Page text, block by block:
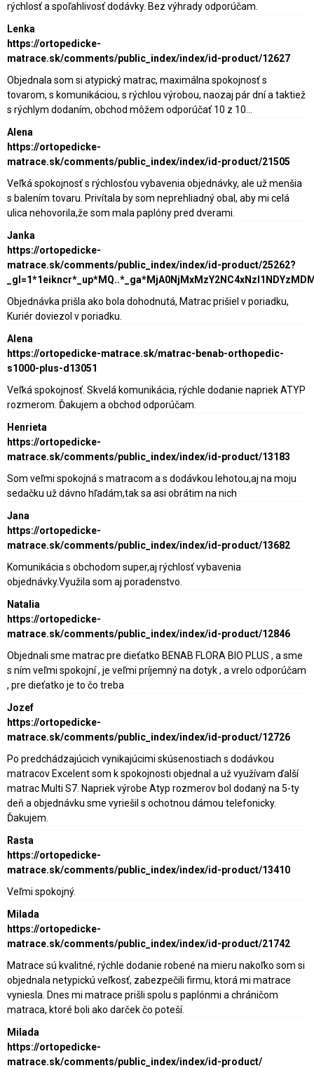
rýchlosť a spoľahlivosť dodávky. Bez výhrady odporúčam.
Lenka
https://ortopedicke-
matrace.sk/comments/public_index/index/id-product/12627
Objednala som si atypický matrac, maximálna spokojnosť s
tovarom, s komunikáciou, s rýchlou výrobou, naozaj pár dní a taktiež
s rýchlym dodaním, obchod môžem odporúčať 10 z 10...
Alena
https://ortopedicke-
matrace.sk/comments/public_index/index/id-product/21505
Veľká spokojnosť s rýchlosťou vybavenia objednávky, ale už menšia
s balením tovaru. Privítala by som neprehliadný obal, aby mi celá
ulica nehovorila,že som mala paplóny pred dverami.
Janka
https://ortopedicke-
matrace.sk/comments/public_index/index/id-product/25262?
Objednávka prišla ako bola dohodnutá, Matrac prišiel v poriadku,
Kuriér doviezol v poriadku.
Alena
https://ortopedicke-matrace.sk/matrac-benab-orthopedic-
s1000-plus-d13051
Veľká spokojnosť. Skvelá komunikácia, rýchle dodanie napriek ATYP
rozmerom. Ďakujem a obchod odporúčam.
Henrieta
https://ortopedicke-
matrace.sk/comments/public_index/index/id-product/13183
Som veľmi spokojná s matracom a s dodávkou lehotou,aj na moju
sedačku už dávno hľadám,tak sa asi obrátim na nich
Jana
https://ortopedicke-
matrace.sk/comments/public_index/index/id-product/13682
Komunikácia s obchodom super,aj rýchlosť vybavenia
objednávky.Využila som aj poradenstvo.
Natalia
https://ortopedicke-
matrace.sk/comments/public_index/index/id-product/12846
Objednali sme matrac pre dieťatko BENAB FLORA BIO PLUS , a sme
s ním veľmi spokojní , je veľmi príjemný na dotyk , a vrelo odporúčam
, pre dieťatko je to čo treba
Jozef
https://ortopedicke-
matrace.sk/comments/public_index/index/id-product/12726
Po predchádzajúcich vynikajúcimi skúsenostiach s dodávkou
matracov Excelent som k spokojnosti objednal a už využívam ďalší
matrac Multi S7. Napriek výrobe Atyp rozmerov bol dodaný na 5-ty
deň a objednávku sme vyriešil s ochotnou dámou telefonicky.
Ďakujem.
Rasta
https://ortopedicke-
matrace.sk/comments/public_index/index/id-product/13410
Veľmi spokojný.
Milada
https://ortopedicke-
matrace.sk/comments/public_index/index/id-product/21742
Matrace sú kvalitné, rýchle dodanie robené na mieru nakoľko som si
objednala netypickú veľkosť, zabezpečili firmu, ktorá mi matrace
vyniesla. Dnes mi matrace prišli spolu s paplónmi a chráničom
matraca, ktoré boli ako darček čo poteší.
Milada
https://ortopedicke-
matrace.sk/comments/public_index/index/id-product/